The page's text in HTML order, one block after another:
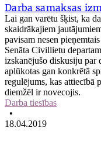
Darba samaksas
Lai gan varētu šķist, ka
skaidrākajiem
pavisam nesen
Senāta Civillietu
izskanējušo diskusiju par
aplūkotas gan konkrētā
regulējums, kas attiecībā
diemžēl ir novecojis.
Darba tiesības
•
18.04.2019